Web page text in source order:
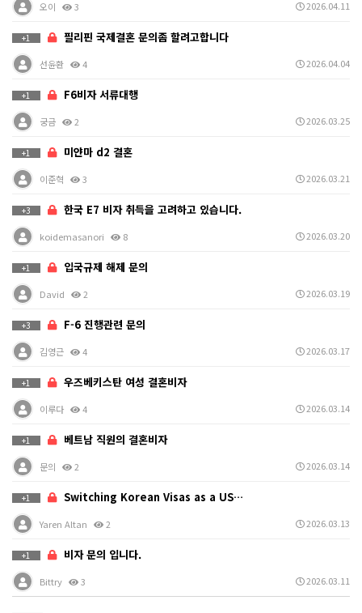
오이 3 2026.04.11
+1 필리핀 국제결혼 문의좀 할려고합니다
선윤환 4 2026.04.04
+1 F6비자 서류대행
궁금 2 2026.03.25
+1 미얀마 d2 결혼
이준혁 3 2026.03.21
+3 한국 E7 비자 취득을 고려하고 있습니다.
koidemasanori 8 2026.03.20
+1 입국규제 해제 문의
David 2 2026.03.19
+3 F-6 진행관련 문의
김영근 4 2026.03.17
+1 우즈베키스탄 여성 결혼비자
이루다 4 2026.03.14
+1 베트남 직원의 결혼비자
문의 2 2026.03.14
+1 Switching Korean Visas as a US…
Yaren Altan 2 2026.03.13
+1 비자 문의 입니다.
Bittry 3 2026.03.11